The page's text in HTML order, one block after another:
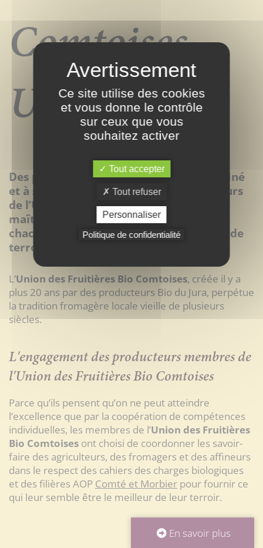
Comtoises -
UFBC
Des pâturages biologiques au Comté affiné
et à sa commercialisation, les producteurs
de l’Union des Fruitières Bio Comtoises
maîtrisent, organisent et contrôlent
chacune des étapes d’un grand fromage de
terroir.
L’Union des Fruitières Bio Comtoises, créée il y a
plus 20 ans par des producteurs Bio du Jura, perpétue
la tradition fromagère locale vieille de plusieurs
siècles.
L'engagement des producteurs membres de
l'Union des Fruitières Bio Comtoises
Parce qu’ils pensent qu’on ne peut atteindre
l’excellence que par la coopération de compétences
individuelles, les membres de l’Union des Fruitières
Bio Comtoises ont choisi de coordonner les savoir-
faire des agriculteurs, des fromagers et des affineurs
dans le respect des cahiers des charges biologiques
et des filières AOP Comté et Morbier pour fournir ce
qui leur semble être le meilleur de leur terroir.
En savoir plus
Ce site utilise des cookies
et vous donne le contrôle
sur ceux que vous
souhaitez activer
Tout accepter
Tout refuser
Personnaliser
Politique de confidentialité